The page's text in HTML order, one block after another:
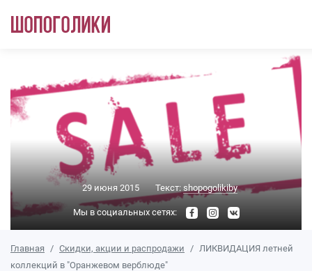
29 июня 2015 Текст: shopogolikiby
Мы в социальных сетях:
Главная Скидки, акции и распродажи
ЛИКВИДАЦИЯ летней
коллекций в "Оранжевом верблюде"